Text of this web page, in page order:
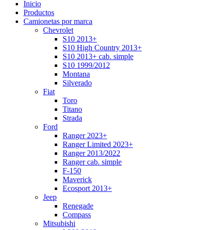
Inicio
Productos
Camionetas por marca
Chevrolet
S10 2013+
S10 High Country 2013+
S10 2013+ cab. simple
S10 1999/2012
Montana
Silverado
Fiat
Toro
Titano
Strada
Ford
Ranger 2023+
Ranger Limited 2023+
Ranger 2013/2022
Ranger cab. simple
F-150
Maverick
Ecosport 2013+
Jeep
Renegade
Compass
Mitsubishi